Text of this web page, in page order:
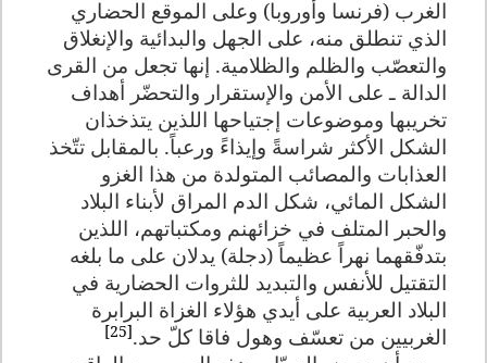
الغرب (فرنسا وأوروبا) وعلى الموقع الحضاري
الذي تنطلق منه، على الجهل والبدائية والإنغلاق
والتعصّب والظلم والظلامية. إنها تجعل من القرى
الدالة ـ على الأمن والإستقرار والتحضّر أهداف
تخريبها وموضوعات إجتياحها اللذين يتذخذان
الشكل الأكثر شراسةً وإيذاءً ورعباً. بالمقابل تتّخذ
العذابات والمصائب المتولدة من هذا الغزو
الشكل المائي، شكل الدم المراق لأبناء البلاد
والحبر المتلف في خزائهنم ومكتباتهم، اللذين
بتدفّقهما نهراً عظيماً (دجلة) يدلان على ما بلغه
التقتيل للأنفس والتبديد للثروات الحضارية في
البلاد العربية على أيدي هؤلاء الغزاة البرابرة
الغربيين من تعسّف وهول فاقا كلّ حد.[25]